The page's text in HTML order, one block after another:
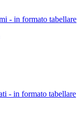
- in formato tabellare
- in formato tabellare